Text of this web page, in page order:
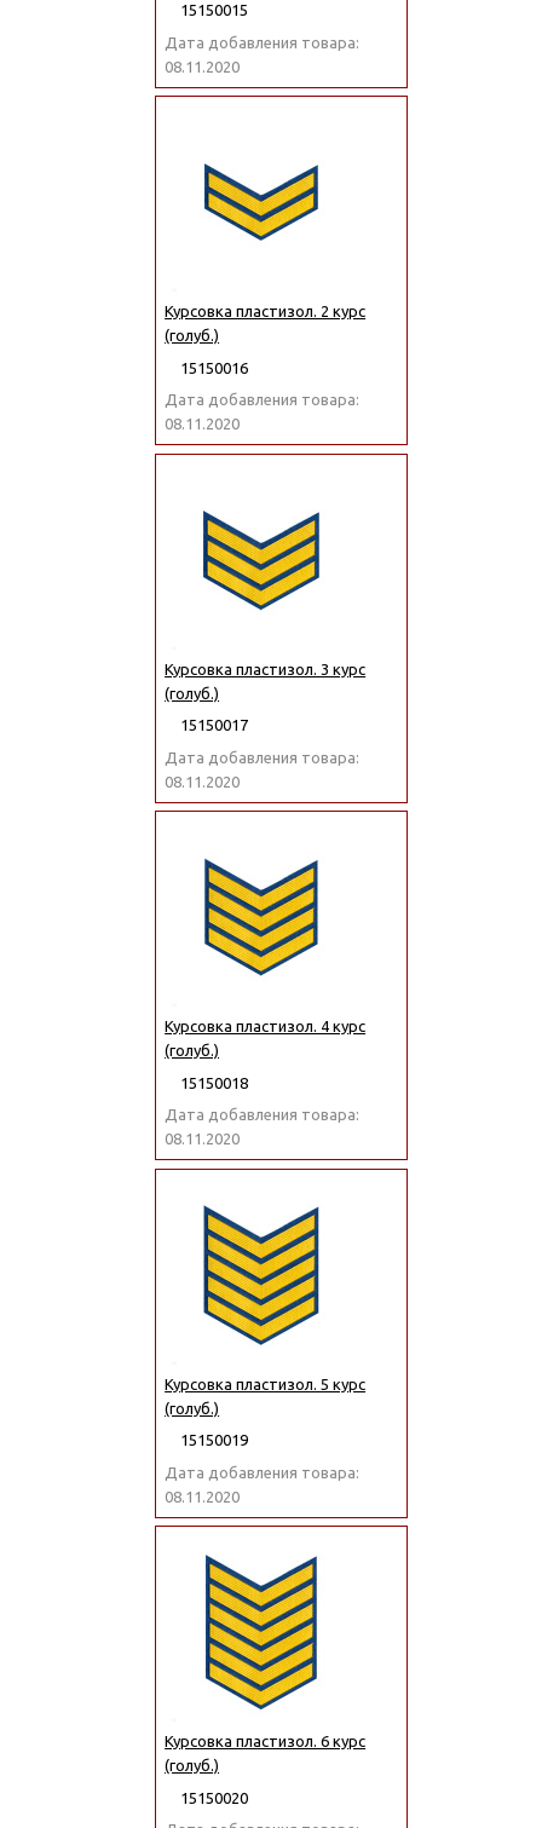
15150015
Дата добавления товара:
08.11.2020
Курсовка пластизол. 2 курс
(голуб.)
15150016
Дата добавления товара:
08.11.2020
Курсовка пластизол. 3 курс
(голуб.)
15150017
Дата добавления товара:
08.11.2020
Курсовка пластизол. 4 курс
(голуб.)
15150018
Дата добавления товара:
08.11.2020
Курсовка пластизол. 5 курс
(голуб.)
15150019
Дата добавления товара:
08.11.2020
Курсовка пластизол. 6 курс
(голуб.)
15150020